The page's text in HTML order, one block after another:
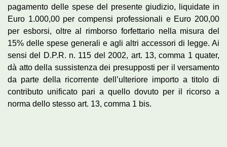
pagamento delle spese del presente giudizio, liquidate in
Euro 1.000,00 per compensi professionali e Euro 200,00
per esborsi, oltre al rimborso forfettario nella misura del
15% delle spese generali e agli altri accessori di legge. Ai
sensi del D.P.R. n. 115 del 2002, art. 13, comma 1 quater,
dà atto della sussistenza dei presupposti per il versamento
da parte della ricorrente dell’ulteriore importo a titolo di
contributo unificato pari a quello dovuto per il ricorso a
norma dello stesso art. 13, comma 1 bis.